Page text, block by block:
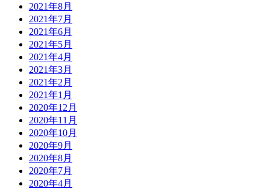
2021年8月
2021年7月
2021年6月
2021年5月
2021年4月
2021年3月
2021年2月
2021年1月
2020年12月
2020年11月
2020年10月
2020年9月
2020年8月
2020年7月
2020年4月